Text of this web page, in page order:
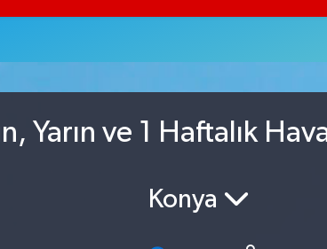
Yarın ve 1 Haftalık
Konya